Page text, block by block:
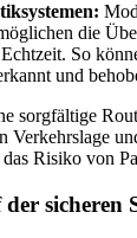
die
So
und
sorgfältige
Verkehrslage
Risiko von
sicheren